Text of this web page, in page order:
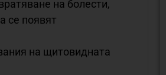
на болести,
се появят
на щитовидната